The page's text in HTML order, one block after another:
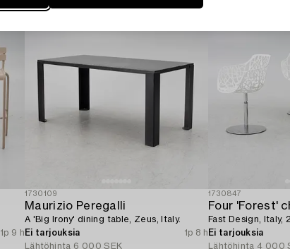
1p 9 h
1730109
Maurizio Peregalli
A 'Big Irony' dining table, Zeus, Italy.
Ei tarjouksia
1p 8 h
Lähtöhinta 6 000 SEK
1730847
Four 'Forest'
Fast Design, Italy,
Ei tarjouksia
Lähtöhinta 4 000